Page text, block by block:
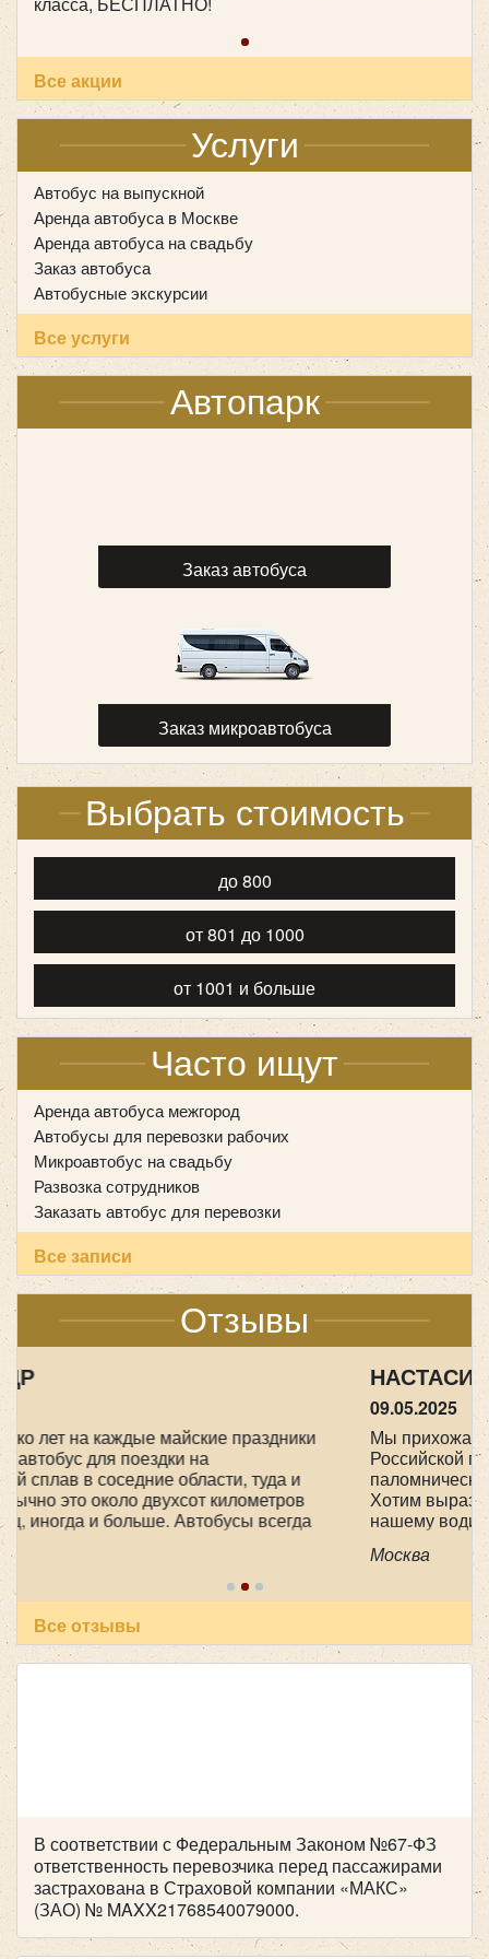
Все акции
Услуги
Автобус на выпускной
Аренда автобуса в Москве
Аренда автобуса на свадьбу
Заказ автобуса
Автобусные экскурсии
Все услуги
Автопарк
Заказ автобуса
Заказ микроавтобуса
Выбрать стоимость
до 800
от 801 до 1000
от 1001 и больше
Часто ищут
Аренда автобуса межгород
Автобусы для перевозки рабочих
Микроавтобус на свадьбу
Развозка сотрудников
Заказать автобус для перевозки
Все записи
Отзывы
Мы прихожане от Храма всех Святых в земле
Российской просиявших, ездили в
паломническую поездку 1-2 мая в Дивеево .
Хотим выразить огромную благодарность
нашему водителю Феликсу, за его
специалистов! Очень приятный человек! В
автобусе всегда чисто, опрятно. Всем
рекомендуем пользоваться вашей транспортной
компанией , все слажено и главное надежно!
Желаем успехов и процветания !
Все отзывы
В соответствии с Федеральным Законом №67-ФЗ
ответственность перевозчика перед пассажирами
застрахована в Страховой компании «МАКС»
(ЗАО) № MAXX21768540079000.
Класс:туристический
Цена от:2800 руб/час
Yutong ZK6128
Количество мест:53
Класс:туристический
Цена от:2800 руб/час
King Long XMQ6129 (53 места)
Количество мест:53
Класс:туристический
Цена от:2700 руб/час
King Long XMQ6129
Количество мест:55
Класс:Туристический
Цена от:2800 руб/час
Iveco VSN-900
Количество мест:29